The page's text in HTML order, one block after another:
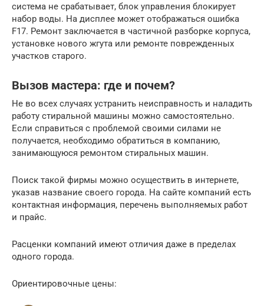
система не срабатывает, блок управления блокирует
набор воды. На дисплее может отображаться ошибка
F17. Ремонт заключается в частичной разборке корпуса,
установке нового жгута или ремонте поврежденных
участков старого.
Вызов мастера: где и почем?
Не во всех случаях устранить неисправность и наладить
работу стиральной машины можно самостоятельно.
Если справиться с проблемой своими силами не
получается, необходимо обратиться в компанию,
занимающуюся ремонтом стиральных машин.
Поиск такой фирмы можно осуществить в интернете,
указав название своего города. На сайте компаний есть
контактная информация, перечень выполняемых работ
и прайс.
Расценки компаний имеют отличия даже в пределах
одного города.
Ориентировочные цены: